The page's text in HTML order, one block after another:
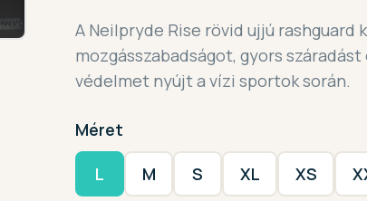
A Neilpryde Rise rövid ujjú rashguard
mozgásszabadságot, gyors száradást
védelmet nyújt a vízi sportok során.
Méret
L M S XL XS